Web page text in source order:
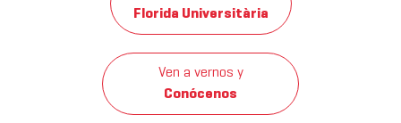
Florida Universitària
Ven a vernos y
Conócenos